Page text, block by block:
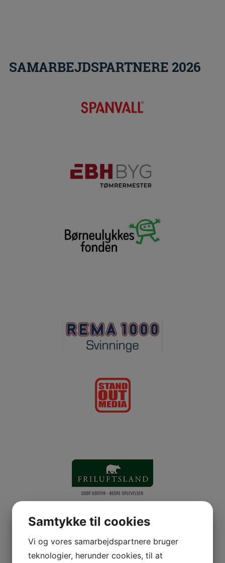
SAMARBEJDSPARTNERE 2026
Samtykke til cookies
Vi og vores samarbejdspartnere bruger
teknologier, herunder cookies, til at